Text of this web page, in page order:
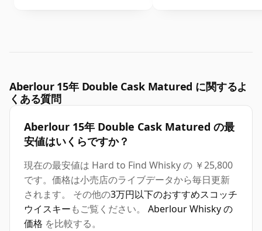
Aberlour 15年 Double Cask Matured に関するよ
くある質問
Aberlour 15年 Double Cask Matured の最
安値はいくらですか？
現在の最安値は Hard to Find Whisky の ￥25,800
です。価格は小売店のライブデータから毎日更新
されます。 その他の3万円以下のおすすめスコッチ
ウイスキーもご覧ください。 Aberlour Whisky の
価格 を比較する。